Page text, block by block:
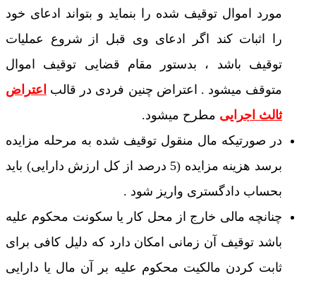
مورد اموال توقیف شده را بنماید و بتواند ادعای خود
را اثبات کند اگر ادعای وی قبل از شروع عملیات
توقیف باشد ، بدستور مقام قضایی توقیف اموال
متوقف میشود . اعتراض چنین فردی در قالب اعتراض
ثالث اجرایی مطرح میشود.
در صورتیکه مال منقول توقیف شده به مرحله مزایده
برسد هزینه مزایده (5 درصد از کل ارزش دارایی) باید
بحساب دادگستری واریز شود .
چنانچه مالی خارج از محل کار یا سکونت محکوم علیه
باشد توقیف آن زمانی امکان دارد که دلیل کافی برای
ثابت کردن مالکیت محکوم علیه بر آن مال یا دارایی